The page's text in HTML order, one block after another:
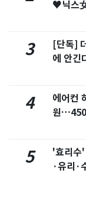
♥닉스
3
[단독]
에 안긴
4
에어컨
원
5
'효리수
·유리·